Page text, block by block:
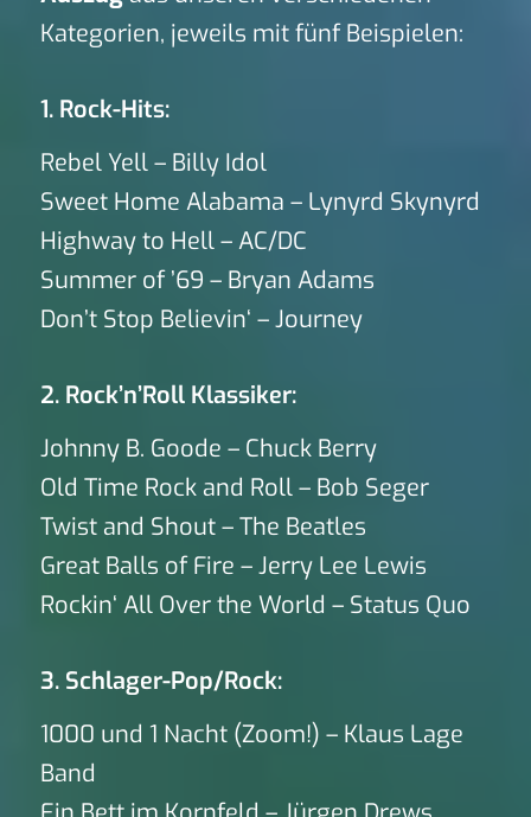
Kategorien, jeweils mit fünf Beispielen:
1. Rock-Hits:
Rebel Yell – Billy Idol
Sweet Home Alabama – Lynyrd Skynyrd
Highway to Hell – AC/DC
Summer of ’69 – Bryan Adams
Don’t Stop Believin‘ – Journey
2. Rock’n’Roll Klassiker:
Johnny B. Goode – Chuck Berry
Old Time Rock and Roll – Bob Seger
Twist and Shout – The Beatles
Great Balls of Fire – Jerry Lee Lewis
Rockin‘ All Over the World – Status Quo
3. Schlager-Pop/Rock:
1000 und 1 Nacht (Zoom!) – Klaus Lage
Band